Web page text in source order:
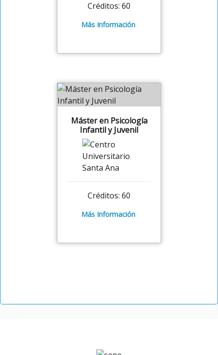
Créditos: 60
Más Información
Máster en Psicología
Infantil y Juvenil
Créditos: 60
Más Información